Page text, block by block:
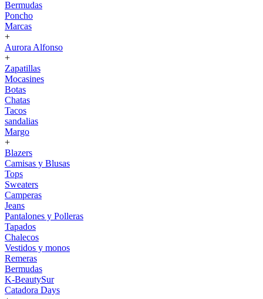
Bermudas
Poncho
Marcas
+
Aurora Alfonso
+
Zapatillas
Mocasines
Botas
Chatas
Tacos
sandalias
Margo
+
Blazers
Camisas y Blusas
Tops
Sweaters
Camperas
Jeans
Pantalones y Polleras
Tapados
Chalecos
Vestidos y monos
Remeras
Bermudas
K-BeautySur
Catadora Days